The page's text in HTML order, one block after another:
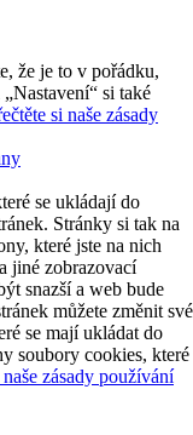
že je to v pořádku,
si také
si naše zásady
se ukládají do
Stránky si tak na
které jste na nich
jiné zobrazovací
snazší a web bude
můžete změnit své
se mají ukládat do
soubory cookies, které
naše zásady používání